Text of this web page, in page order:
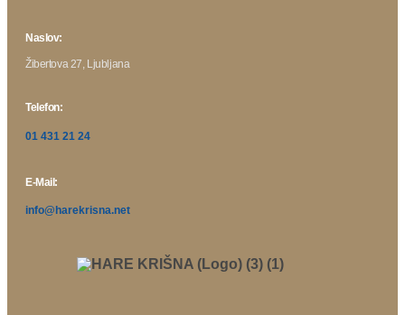
Naslov:
Žibertova 27, Ljubljana
Telefon:
01 431 21 24
E-Mail:
info@harekrisna.net